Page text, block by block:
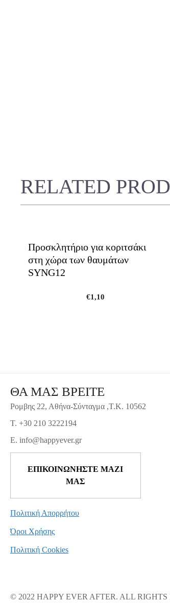
RELATED
Προσκλητήριο για κοριτσάκι
στη χώρα των θαυμάτων
SYNG12
€1,10
ΘΑ ΜΑΣ ΒΡΕΙΤΕ
Ρομβης 22, Αθήνα-Σύνταγμα ,Τ.Κ. 10562
T. +30 210 3222194
E. info@happyever.gr
ΕΠΙΚΟΙΝΩΝΗΣΤΕ ΜΑΖΙ
ΜΑΣ
Πολιτική Απορρήτου
Όροι Χρήσης
Πολιτική Cookies
© 2022 HAPPY EVER AFTER. ALL RIGHTS